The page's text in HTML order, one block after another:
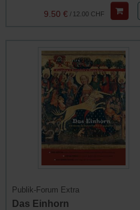
12.00 CHF
/
9.50 €
Publik-Forum Extra
Das Einhorn